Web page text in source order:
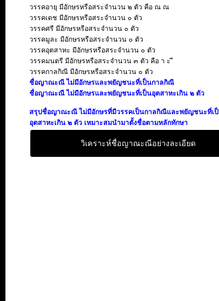
วรรคอายุ มีอักษรหรือสระจำนวน ๒ ตัว คือ ณ ณ
วรรคเดช มีอักษรหรือสระจำนวน ๐ ตัว
วรรคศรี มีอักษรหรือสระจำนวน ๐ ตัว
วรรคมูละ มีอักษรหรือสระจำนวน ๐ ตัว
วรรคอุตสาหะ มีอักษรหรือสระจำนวน ๐ ตัว
วรรคมนตรี มีอักษรหรือสระจำนวน ๓ ตัว คือ า ะ ี
วรรคกาลกิณี มีอักษรหรือสระจำนวน ๐ ตัว
ชื่อญาณะณี ไม่มีอักษรและพยัญชนะที่เป็นกาลกิณี
ชื่อญาณะณี ไม่มีอักษรและพยัญชนะที่เป็นอุตสาหะเกิน ๒ ตัว
สรุปชื่อญาณะณี ไม่มีอักษรที่มีวรรคเป็นกาลกิณีและพยัญชนะที่เ
อุตสาหะเกิน ๒ ตัว เหมาะสมนำมาตั้งชื่อตามหลักทักษา
วิเคราะห์ชื่อญาณะณีอย่างละเอียด